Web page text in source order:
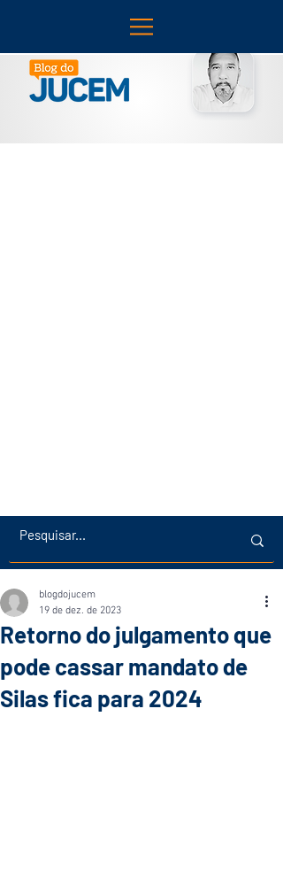
Retorno do julgamento que
pode cassar mandato de
Silas fica para 2024
blogdojucem
19 de dez. de 2023